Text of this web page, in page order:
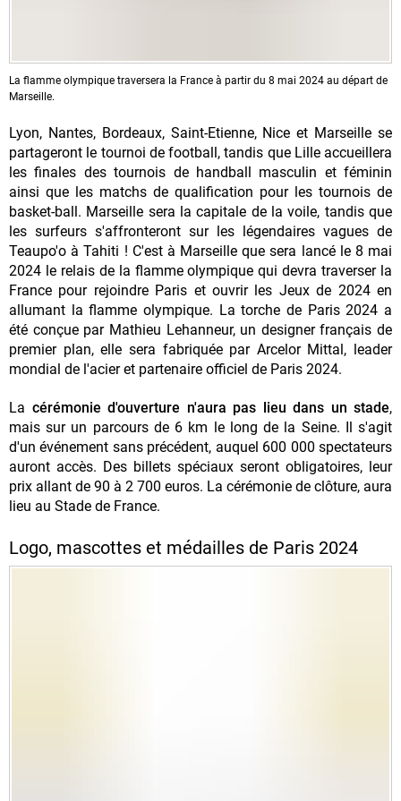
La flamme olympique traversera la France à partir du 8 mai 2024 au départ de
Marseille.
Lyon, Nantes, Bordeaux, Saint-Etienne, Nice et Marseille se
partageront le tournoi de football, tandis que Lille accueillera
les finales des tournois de handball masculin et féminin
ainsi que les matchs de qualification pour les tournois de
basket-ball. Marseille sera la capitale de la voile, tandis que
les surfeurs s'affronteront sur les légendaires vagues de
Teaupo'o à Tahiti ! C'est à Marseille que sera lancé le 8 mai
2024 le relais de la flamme olympique qui devra traverser la
France pour rejoindre Paris et ouvrir les Jeux de 2024 en
allumant la flamme olympique. La torche de Paris 2024 a
été conçue par Mathieu Lehanneur, un designer français de
premier plan, elle sera fabriquée par Arcelor Mittal, leader
mondial de l'acier et partenaire officiel de Paris 2024.
La cérémonie d'ouverture n'aura pas lieu dans un stade,
mais sur un parcours de 6 km le long de la Seine. Il s'agit
d'un événement sans précédent, auquel 600 000 spectateurs
auront accès. Des billets spéciaux seront obligatoires, leur
prix allant de 90 à 2 700 euros. La cérémonie de clôture, aura
lieu au Stade de France.
Logo, mascottes et médailles de Paris 2024